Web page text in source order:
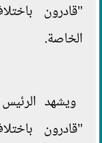
"قادرون
الخاصة.
ويشهد
"قادرون